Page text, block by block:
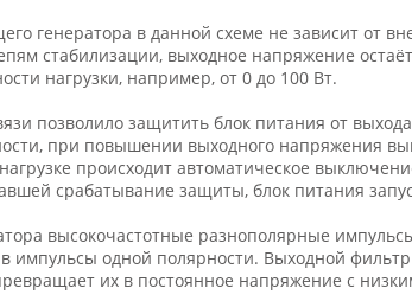
генератора в данной схеме не зависит от
стабилизации, выходное напряжение
нагрузки, например, от 0 до 100 Вт.
позволило защитить блок питания от
при повышении выходного напряжения
происходит автоматическое
срабатывание защиты, блок питания
высокочастотные разнополярные
импульсы одной полярности. Выходной
их в постоянное напряжение с